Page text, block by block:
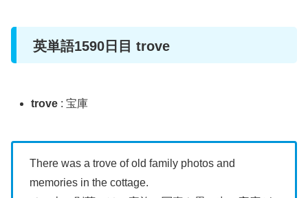
英単語1590日目 trove
trove : 宝庫
There was a trove of old family photos and
memories in the cottage.